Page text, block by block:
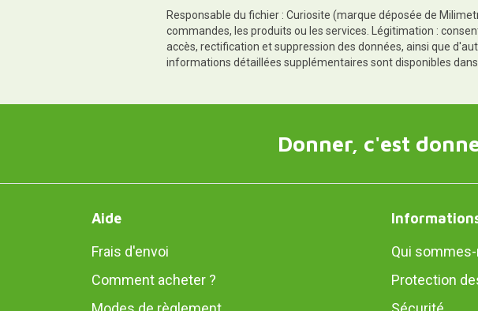
Responsable du fichier : Curiosite (marque déposée de
commandes, les produits ou les services. Légitimation :
accès, rectification et suppression des données, ainsi que
informations détaillées supplémentaires sont disponibles
Donner, c'est
Aide
Frais d'envoi
Comment acheter ?
Qui
Protection